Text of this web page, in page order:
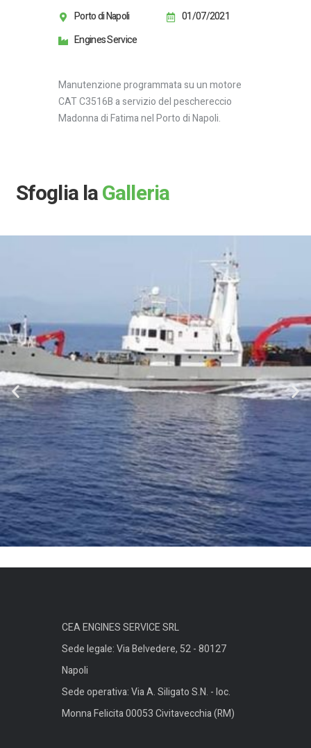
Porto di Napoli
01/07/2021
Engines Service
Manutenzione programmata su un motore
CAT C3516B a servizio del peschereccio
Madonna di Fatima nel Porto di Napoli.
Sfoglia laGalleria
CEA ENGINES SERVICE SRL
Sede legale: Via Belvedere, 52 - 80127
Napoli
Sede operativa: Via A. Siligato S.N. - loc.
Monna Felicita 00053 Civitavecchia (RM)